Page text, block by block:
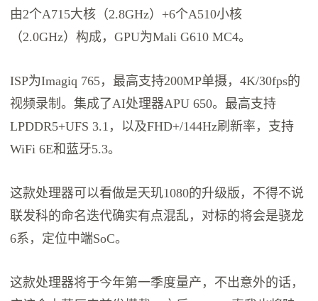
由2个A715大核（2.8GHz）+6个A510小核
（2.0GHz）构成，GPU为Mali G610 MC4。
ISP为Imagiq 765，最高支持200MP单摄，4K/30fps的
视频录制。集成了AI处理器APU 650。最高支持
LPDDR5+UFS 3.1，以及FHD+/144Hz刷新率，支持
WiFi 6E和蓝牙5.3。
这款处理器可以看做是天玑1080的升级版，不得不说
联发科的命名迭代确实有点混乱，对标的将会是骁龙
6系，定位中端SoC。
这款处理器将于今年第一季度量产，不出意外的话，